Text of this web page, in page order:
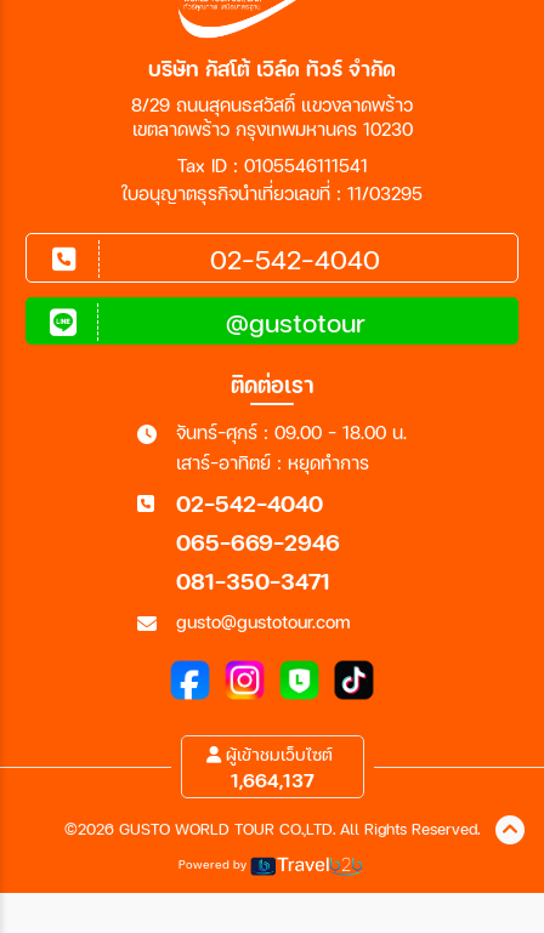
บริษัท กัสโต้ เวิล์ด ทัวร์ จำกัด
8/29 ถนนสุคนธสวัสดิ์ แขวงลาดพร้าว
เขตลาดพร้าว กรุงเทพมหานคร 10230
Tax ID : 0105546111541
ใบอนุญาตธุรกิจนำเที่ยวเลขที่ : 11/03295
02-542-4040
@gustotour
ติดต่อเรา
จันทร์-ศุกร์ : 09.00 - 18.00 น.
เสาร์-อาทิตย์ : หยุดทำการ
02-542-4040
065-669-2946
081-350-3471
gusto@gustotour.com
ผู้เข้าชมเว็บไซต์
1,664,137
©2026 GUSTO WORLD TOUR CO.,LTD. All Rights Reserved.
Powered by